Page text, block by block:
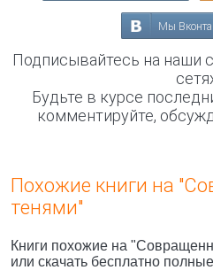
Мы
Подписывайтесь на наши
Будьте в курсе
комментируйте,
Похожие книги на
тенями"
Книги похожие на
или скачать бесплатно